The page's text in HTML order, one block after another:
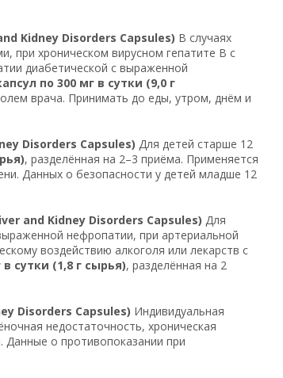
Kidney Disorders Capsules) В случаях
при хроническом вирусном гепатите B с
диабетической с выраженной
по 300 мг в сутки (9,0 г
врача. Принимать до еды, утром, днём и
Disorders Capsules) Для детей старше 12
, разделённая на 2–3 приёма. Применяется
Данных о безопасности у детей младше 12
and Kidney Disorders Capsules) Для
нефропатии, при артериальной
воздействию алкоголя или лекарств с
в сутки (1,8 г сырья), разделённая на 2
Disorders Capsules) Индивидуальная
недостаточность, хроническая
Данные о противопоказании при